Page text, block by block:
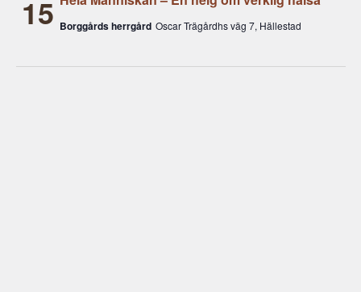
15 Borggårds herrgård Oscar Trägårdhs väg 7, Hällestad